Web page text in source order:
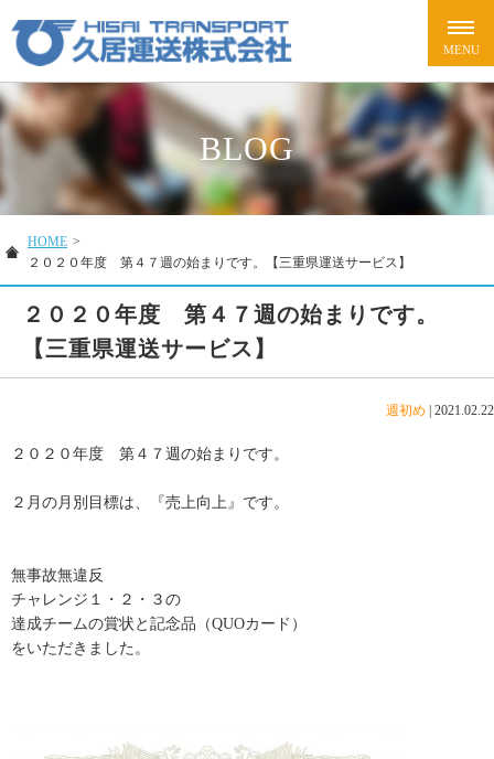
BLOG
HOME >
２０２０年度 第４７週の始まりです。【三重県運送サービス】
２０２０年度 第４７週の始まりです。
【三重県運送サービス】
週初め 2021.02.22
２０２０年度 第４７週の始まりです。
２月の月別目標は、『売上向上』です。
無事故無違反
チャレンジ１・２・３の
達成チームの賞状と記念品（QUOカード）
をいただきました。